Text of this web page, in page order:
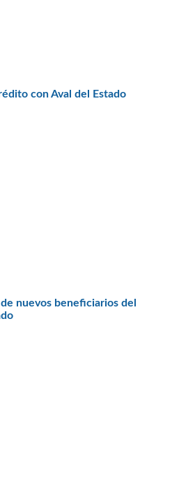
con Aval del Estado
nuevos beneficiarios del